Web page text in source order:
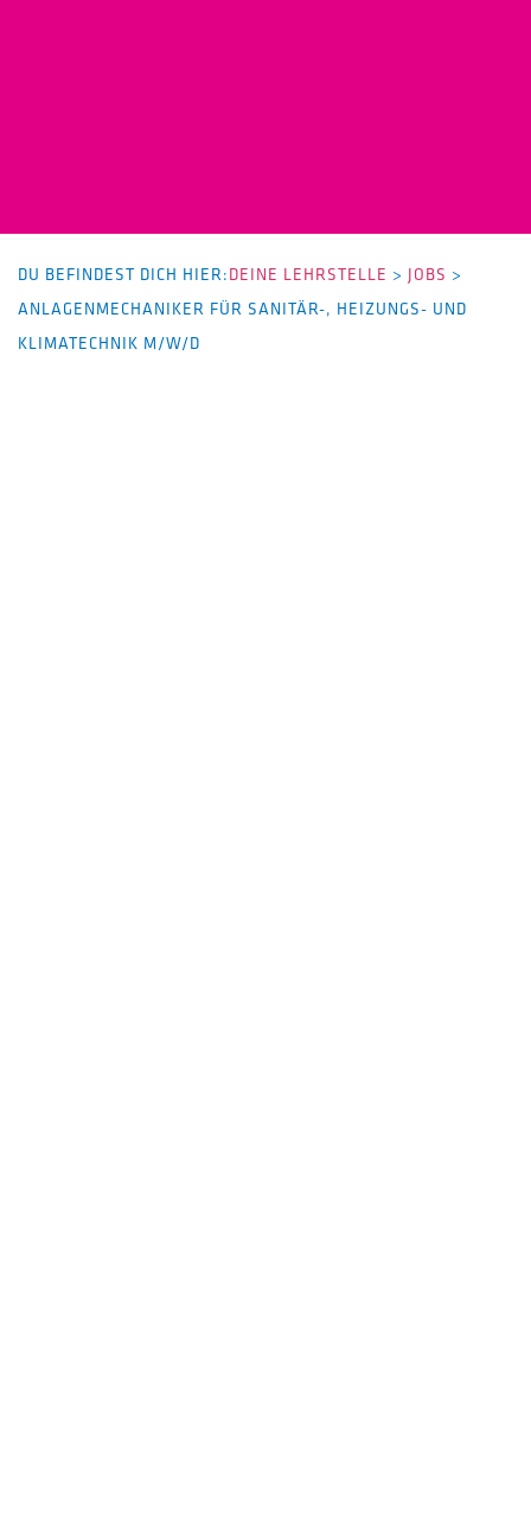
DU BEFINDEST DICH HIER:DEINE LEHRSTELLE > JOBS >
ANLAGENMECHANIKER FÜR SANITÄR-, HEIZUNGS- UND
KLIMATECHNIK M/W/D